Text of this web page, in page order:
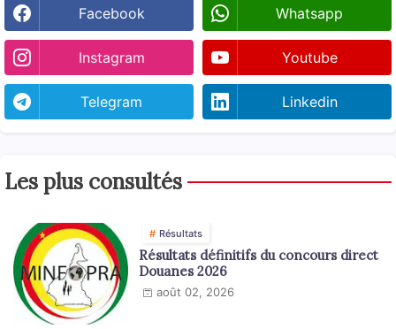
Facebook Whatsapp
Instagram Youtube
Telegram Linkedin
Les plus consultés
Résultats
Résultats définitifs du concours direct
Douanes 2026
août 02, 2026